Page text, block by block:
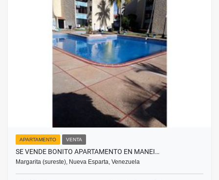
APARTAMENTO VENTA
SE VENDE BONITO APARTAMENTO EN MANEI…
Margarita (sureste), Nueva Esparta, Venezuela